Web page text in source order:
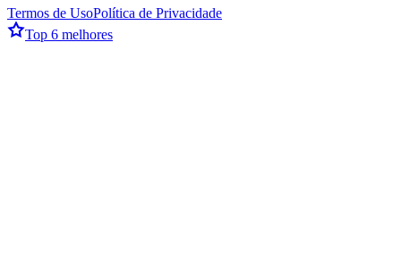
Termos de UsoPolítica de Privacidade
Top 6 melhores